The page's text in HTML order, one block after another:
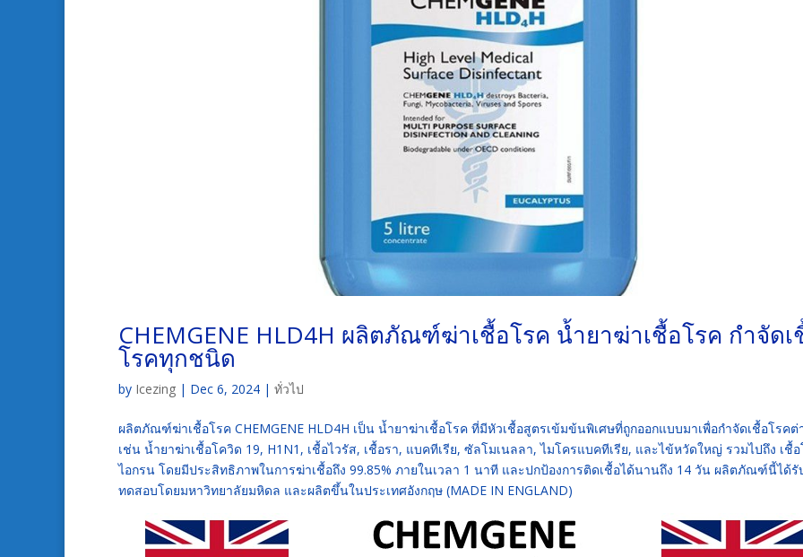
CHEMGENE HLD4H ผลิตภัณฑ์ฆ่าเชื้อโรค น้ำยาฆ่าเชื้อโรค กำจัดเ
โรคทุกชนิด
by Icezing | Dec 6, 2024 | ทั่วไป
ผลิตภัณฑ์ฆ่าเชื้อโรค CHEMGENE HLD4H เป็น น้ำยาฆ่าเชื้อโรค ที่มีหัวเชื้อสูตรเข้มข้นพิเศษที่ถูกออกแบบมาเพื่อกำจัดเชื้อโรคต่
เช่น น้ำยาฆ่าเชื้อโควิด 19, H1N1, เชื้อไวรัส, เชื้อรา, แบคทีเรีย, ซัลโมเนลลา, ไมโครแบคทีเรีย, และไข้หวัดใหญ่ รวมไปถึง เชื้
ไอกรน โดยมีประสิทธิภาพในการฆ่าเชื้อถึง 99.85% ภายในเวลา 1 นาที และปกป้องการติดเชื้อได้นานถึง 14 วัน ผลิตภัณฑ์นี้ได้รั
ทดสอบโดยมหาวิทยาลัยมหิดล และผลิตขึ้นในประเทศอังกฤษ (MADE IN ENGLAND)